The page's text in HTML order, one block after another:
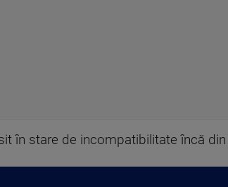
în stare de incompatibilitate încă